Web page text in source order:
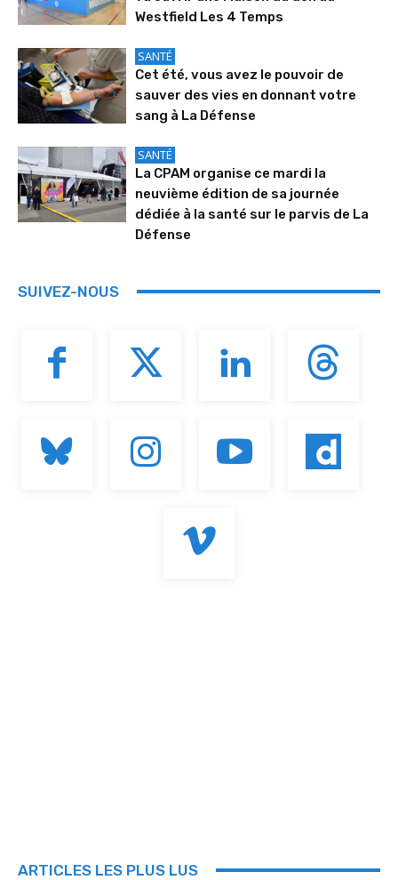
Westfield Les 4 Temps
SANTÉ
Cet été, vous avez le pouvoir de
sauver des vies en donnant votre
sang à La Défense
SANTÉ
La CPAM organise ce mardi la
neuvième édition de sa journée
dédiée à la santé sur le parvis de La
Défense
SUIVEZ-NOUS
ARTICLES LES PLUS LUS